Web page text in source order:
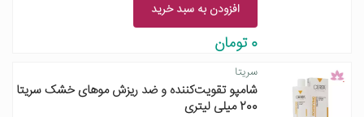
افزودن به سبد خرید
0 تومان
سریتا
شامپو تقویت‌کننده و ضد ریزش موهای خشک سریتا
200 میلی لیتری